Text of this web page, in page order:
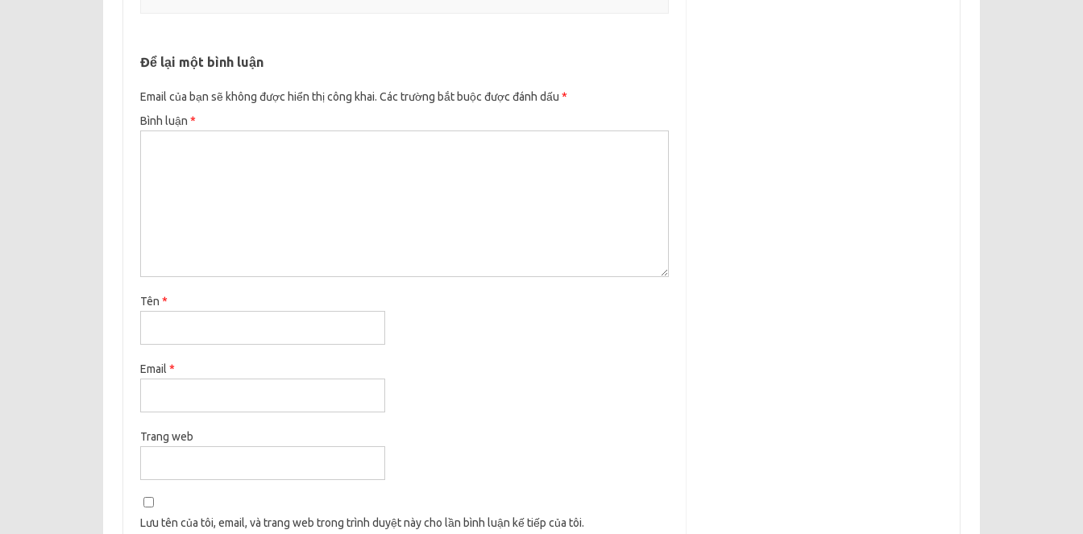
Để lại một bình luận
Email của bạn sẽ không được hiển thị công khai. Các trường bắt buộc được đánh dấu *
Bình luận *
Tên *
Email *
Trang web
Lưu tên của tôi, email, và trang web trong trình duyệt này cho lần bình luận kế tiếp của tôi.